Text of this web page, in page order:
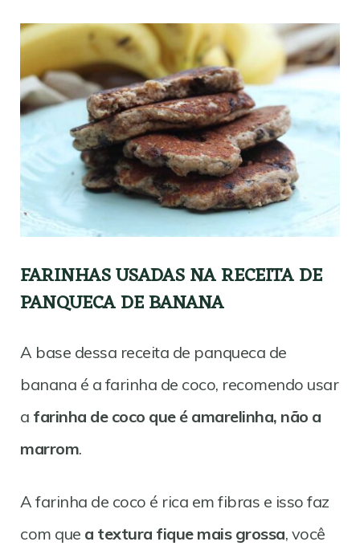
FARINHAS USADAS NA RECEITA DE
PANQUECA DE BANANA
A base dessa receita de panqueca de
banana é a farinha de coco, recomendo usar
a farinha de coco que é amarelinha, não a
marrom.
A farinha de coco é rica em fibras e isso faz
com que a textura fique mais grossa, você